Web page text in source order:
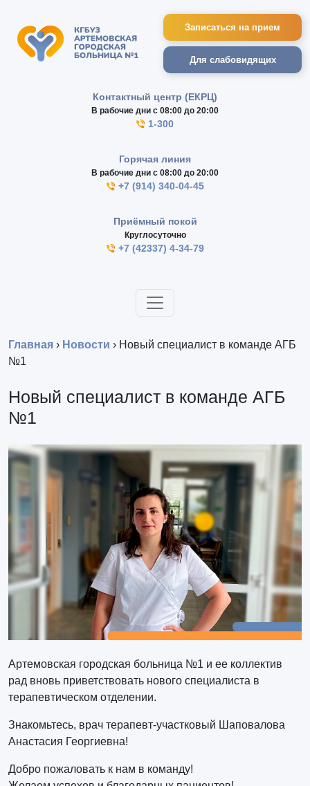
Записаться на прием
Для слабовидящих
Контактный центр (ЕКРЦ)
В рабочие дни с 08:00 до 20:00
1-300
Горячая линия
В рабочие дни с 08:00 до 20:00
+7 (914) 340-04-45
Приёмный покой
Круглосуточно
+7 (42337) 4-34-79
Главная › Новости › Новый специалист в команде АГБ
№1
Новый специалист в команде АГБ
№1
Артемовская городская больница №1 и ее коллектив
рад вновь приветствовать нового специалиста в
терапевтическом отделении.
Знакомьтесь, врач терапевт-участковый Шаповалова
Анастасия Георгиевна!
Добро пожаловать к нам в команду!